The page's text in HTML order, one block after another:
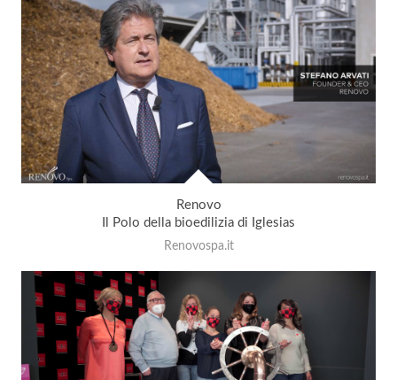
Renovo
Il Polo della bioedilizia di Iglesias
Renovospa.it